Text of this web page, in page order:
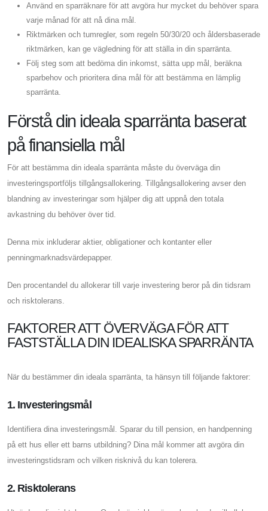
Använd en sparräknare för att avgöra hur mycket du behöver spara
varje månad för att nå dina mål.
Riktmärken och tumregler, som regeln 50/30/20 och åldersbaserade
riktmärken, kan ge vägledning för att ställa in din sparränta.
Följ steg som att bedöma din inkomst, sätta upp mål, beräkna
sparbehov och prioritera dina mål för att bestämma en lämplig
sparränta.
Förstå din ideala sparränta baserat
på finansiella mål
För att bestämma din ideala sparränta måste du överväga din
investeringsportföljs tillgångsallokering. Tillgångsallokering avser den
blandning av investeringar som hjälper dig att uppnå den totala
avkastning du behöver över tid.
Denna mix inkluderar aktier, obligationer och kontanter eller
penningmarknadsvärdepapper.
Den procentandel du allokerar till varje investering beror på din tidsram
och risktolerans.
FAKTORER ATT ÖVERVÄGA FÖR ATT
FASTSTÄLLA DIN IDEALISKA SPARRÄNTA
När du bestämmer din ideala sparränta, ta hänsyn till följande faktorer:
1. Investeringsmål
Identifiera dina investeringsmål. Sparar du till pension, en handpenning
på ett hus eller ett barns utbildning? Dina mål kommer att avgöra din
investeringstidsram och vilken risknivå du kan tolerera.
2. Risktolerans